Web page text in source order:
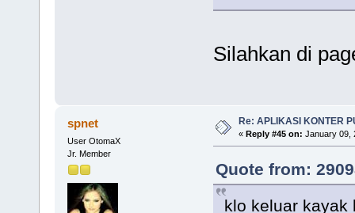
Silahkan di
spnet
User OtomaX
Jr. Member
Re: APLIKASI KONTER
« Reply #45 on: January 09,
Quote from:
klo keluar kayak